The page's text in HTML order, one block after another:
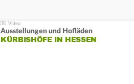
Ausstellungen und Hofläden
KÜRBISHÖFE IN HESSEN